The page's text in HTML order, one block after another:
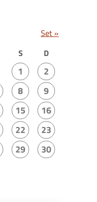
S D
1
2
8
9
15
16
22
23
29
30
Set »